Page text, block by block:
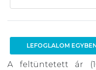
LEFOGLALOM
A feltüntetett ár